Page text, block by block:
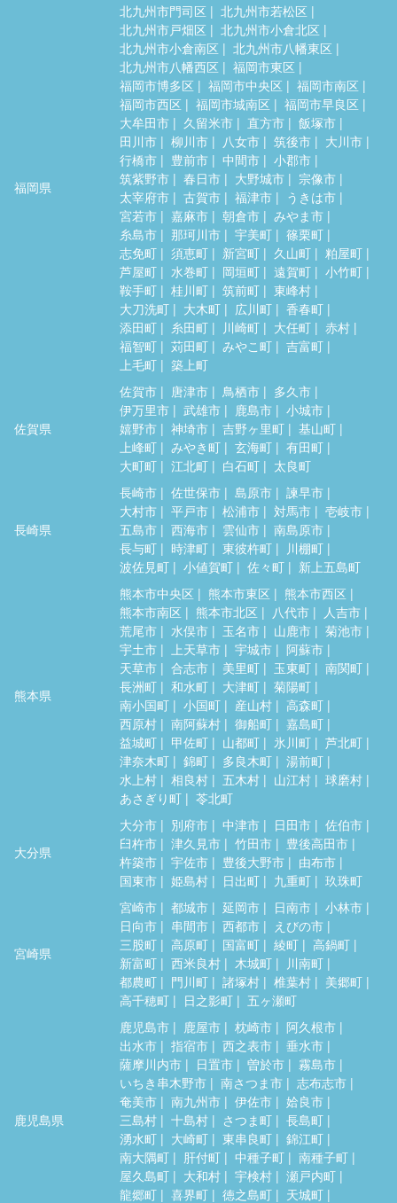
福岡県
北九州市門司区
北九州市若松区
北九州市戸畑区
北九州市小倉北区
北九州市小倉南区
北九州市八幡東区
北九州市八幡西区
福岡市東区
福岡市博多区
福岡市中央区
福岡市南区
福岡市西区
福岡市城南区
福岡市早良区
大牟田市
久留米市 直方市
飯塚市
田川市
柳川市 八女市 筑後市
大川市
行橋市
豊前市 中間市
小郡市
筑紫野市
春日市 大野城市
宗像市
太宰府市
古賀市 福津市
うきは市
宮若市
嘉麻市 朝倉市
みやま市
糸島市
那珂川市 宇美町
篠栗町
志免町
須恵町 新宮町 久山町
粕屋町
芦屋町
水巻町 岡垣町 遠賀町
小竹町
鞍手町
桂川町 筑前町
東峰村
大刀洗町
大木町 広川町
香春町
添田町
糸田町 川崎町 大任町
赤村
福智町
苅田町 みやこ町
吉富町
上毛町
築上町
佐賀県
佐賀市 唐津市 鳥栖市
多久市
伊万里市
武雄市 鹿島市
小城市
嬉野市
神埼市 吉野ヶ里町
基山町
上峰町
みやき町 玄海町
有田町
大町町
江北町 白石町 太良町
長崎県
長崎市 佐世保市 島原市
諫早市
大村市
平戸市 松浦市 対馬市
壱岐市
五島市
西海市 雲仙市
南島原市
長与町
時津町 東彼杵町
川棚町
波佐見町
小値賀町 佐々町 新上五島町
熊本県
熊本市中央区 熊本市東区
熊本市西区
熊本市南区
熊本市北区 八代市
人吉市
荒尾市
水俣市 玉名市 山鹿市
菊池市
宇土市
上天草市 宇城市
阿蘇市
天草市
合志市 美里町 玉東町
南関町
長洲町
和水町 大津町
菊陽町
南小国町
小国町 産山村
高森町
西原村
南阿蘇村 御船町
嘉島町
益城町
甲佐町 山都町 氷川町
芦北町
津奈木町
錦町 多良木町
湯前町
水上村
相良村 五木村 山江村
球磨村
あさぎり町
苓北町
大分県
大分市 別府市 中津市 日田市
佐伯市
臼杵市
津久見市 竹田市
豊後高田市
杵築市
宇佐市 豊後大野市
由布市
国東市
姫島村 日出町 九重町 玖珠町
宮崎県
宮崎市 都城市 延岡市 日南市
小林市
日向市
串間市 西都市
えびの市
三股町
高原町 国富町 綾町
高鍋町
新富町
西米良村 木城町
川南町
都農町
門川町 諸塚村 椎葉村
美郷町
高千穂町
日之影町 五ヶ瀬町
鹿児島県
鹿児島市 鹿屋市 枕崎市
阿久根市
出水市
指宿市 西之表市
垂水市
薩摩川内市
日置市 曽於市
霧島市
いちき串木野市
南さつま市
志布志市
奄美市
南九州市 伊佐市
姶良市
三島村
十島村 さつま町
長島町
湧水町
大崎町 東串良町
錦江町
南大隅町
肝付町 中種子町
南種子町
屋久島町
大和村 宇検村
瀬戸内町
龍郷町
喜界町 徳之島町 天城町